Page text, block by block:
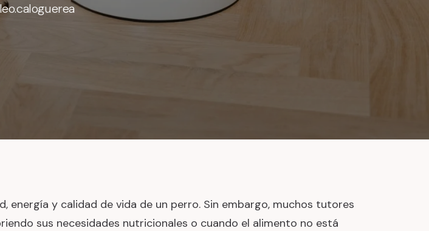
energía y calidad de vida de un perro. Sin embargo, muchos tutores
sus necesidades nutricionales o cuando el alimento no está